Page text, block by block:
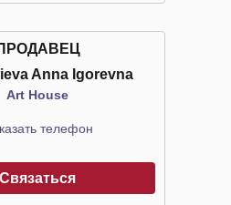
Anna Igorevna
Art House
телефон
Связаться